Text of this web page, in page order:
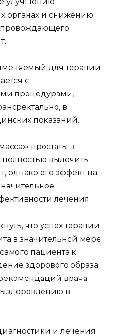
органах и снижению
для терапии
с
процедурами,
в
показаний.
простаты в
вылечить
однако его эффект на
лечения.
что успех терапии
в значительной мере
пациента к
здорового образа
врача
в
и лечения